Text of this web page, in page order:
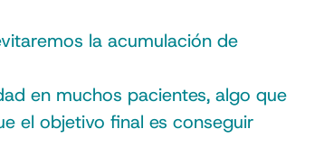
la acumulación de
en muchos pacientes, algo que
el objetivo final es conseguir